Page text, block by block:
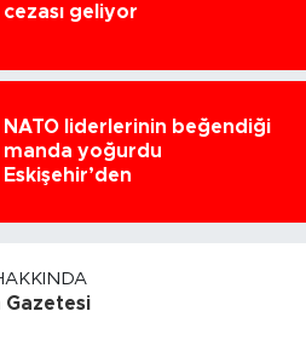
cezası geliyor
NATO liderlerinin beğendiği
manda yoğurdu
Eskişehir’den
Gazetesi